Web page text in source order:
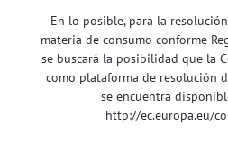
En lo posible, para la
materia de consumo conforme
se buscará la posibilidad que la
como plataforma de resolución
se encuentra
http://ec.europa.eu/